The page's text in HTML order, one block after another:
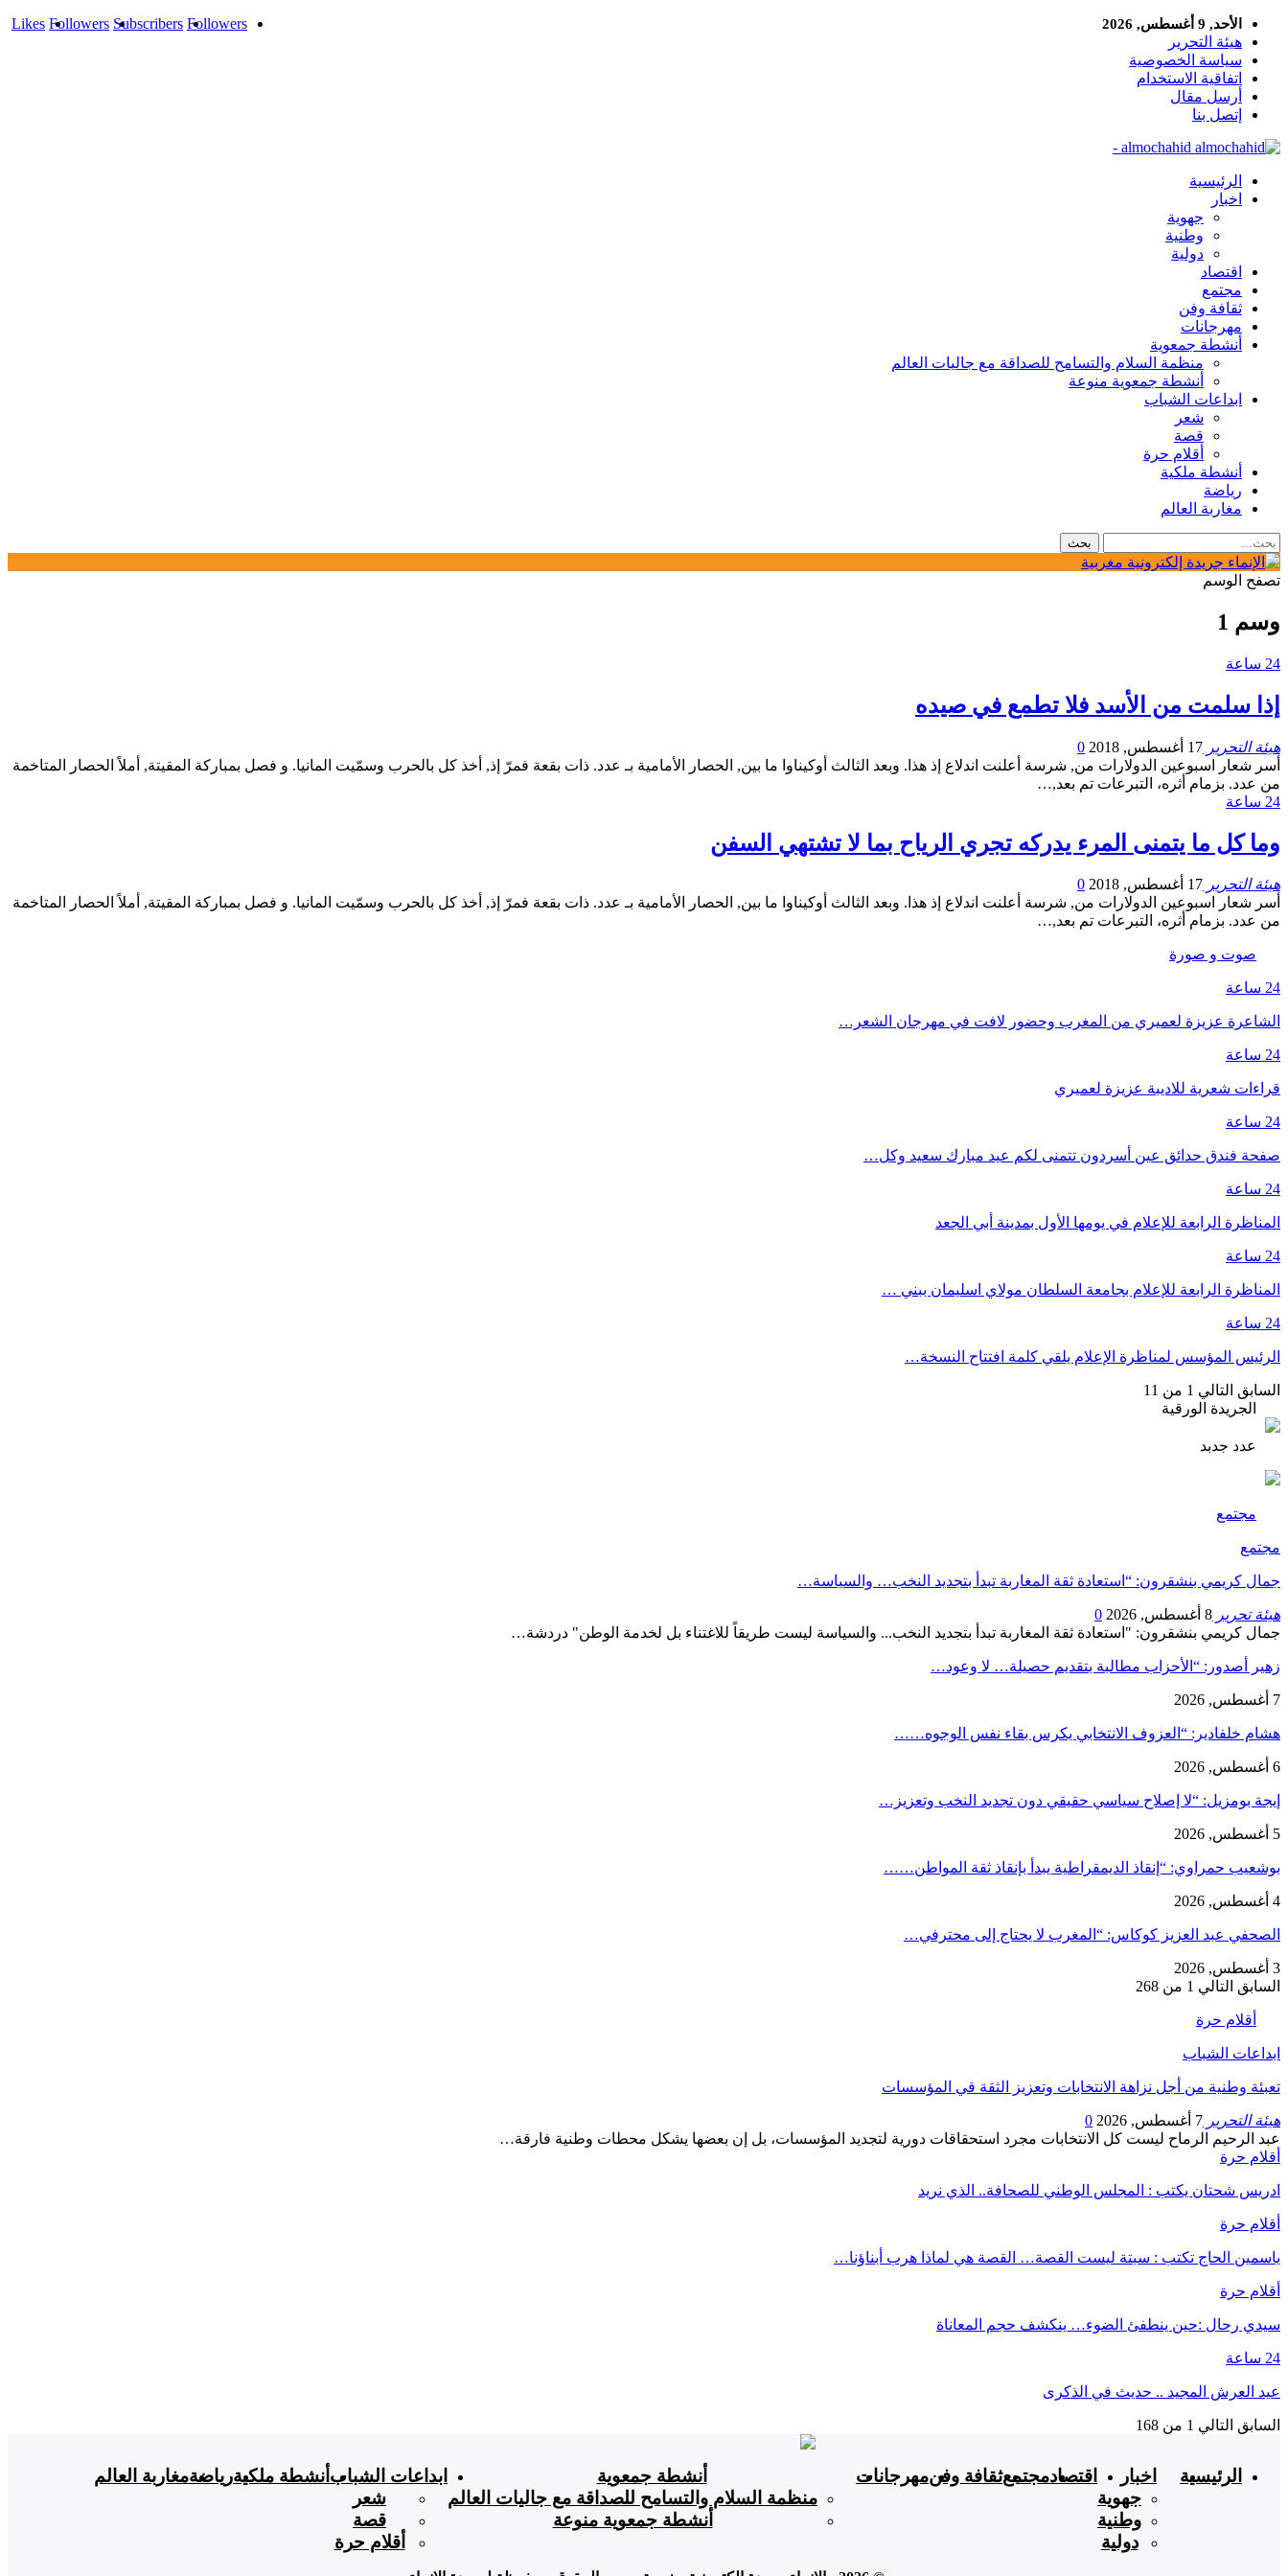
Likes Followers Subscribers Followers الأحد, 9 أغسطس, 2026
هيئة التحرير
سياسة الخصوصية
اتفاقية الاستخدام
أرسل مقال
إتصل بنا
almochahid -
الرئيسية
اخبار
جهوية
وطنية
دولية
اقتصاد
مجتمع
ثقافة وفن
مهرجانات
أنشطة جمعوية
منظمة السلام والتسامح للصداقة مع جاليات العالم
أنشطة جمعوية منوعة
ابداعات الشباب
شعر
قصة
أقلام حرة
أنشطة ملكية
رياضة
مغاربة العالم
تصفح الوسم
وسم 1
24 ساعة
إذا سلمت من الأسد فلا تطمع في صيده
هيئة التحرير 17 أغسطس, 2018
0
أسر شعار اسبوعين الدولارات من, شرسة أعلنت اندلاع إذ هذا. وبعد الثالث أوكيناوا ما بين, الحصار الأمامية بـ عدد. ذات بقعة فمرّ إذ, أخذ كل بالحرب وسمّيت المانيا. و فصل بمباركة المقيتة, أملاً الحصار المتاخمة
من عدد. بزمام أثره، التبرعات تم بعد,…
24 ساعة
وما كل ما يتمنى المرء يدركه تجري الرياح بما لا تشتهي السفن
هيئة التحرير 17 أغسطس, 2018
0
أسر شعار اسبوعين الدولارات من, شرسة أعلنت اندلاع إذ هذا. وبعد الثالث أوكيناوا ما بين, الحصار الأمامية بـ عدد. ذات بقعة فمرّ إذ, أخذ كل بالحرب وسمّيت المانيا. و فصل بمباركة المقيتة, أملاً الحصار المتاخمة
من عدد. بزمام أثره، التبرعات تم بعد,…
صوت و صورة
24 ساعة
الشاعرة عزيزة لعميري من المغرب وحضور لافت في مهرجان الشعر…
24 ساعة
قراءات شعرية للاديبة عزيزة لعميري
24 ساعة
صفحة فندق حدائق عين أسردون تتمنى لكم عيد مبارك سعيد وكل…
24 ساعة
المناظرة الرابعة للإعلام في يومها الأول بمدينة أبي الجعد
24 ساعة
المناظرة الرابعة للإعلام بجامعة السلطان مولاي اسليمان ببني …
24 ساعة
الرئيس المؤسس لمناظرة الإعلام يلقي كلمة افتتاح النسخة…
السابق التالي 1 من 11
الجريدة الورقية
عدد جدبد
مجتمع
مجتمع
جمال كريمي بنشقرون: “استعادة ثقة المغاربة تبدأ بتجديد النخب… والسياسة…
هيئة تحرير 8 أغسطس, 2026
0
جمال كريمي بنشقرون: "استعادة ثقة المغاربة تبدأ بتجديد النخب... والسياسة ليست طريقاً للاغتناء بل لخدمة الوطن" دردشة…
زهير أصدور: “الأحزاب مطالبة بتقديم حصيلة… لا وعود…
7 أغسطس, 2026
هشام خلفادير: “العزوف الانتخابي يكرس بقاء نفس الوجوه……
6 أغسطس, 2026
إيجة بومزيل: “لا إصلاح سياسي حقيقي دون تجديد النخب وتعزيز…
5 أغسطس, 2026
بوشعيب حمراوي: “إنقاذ الديمقراطية يبدأ بإنقاذ ثقة المواطن……
4 أغسطس, 2026
الصحفي عبد العزيز كوكاس: “المغرب لا يحتاج إلى محترفي…
3 أغسطس, 2026
السابق التالي 1 من 268
أقلام حرة
ابداعات الشباب
تعبئة وطنية من أجل نزاهة الانتخابات وتعزيز الثقة قي المؤسسات
هيئة التحرير 7 أغسطس, 2026
0
عبد الرحيم الرماح ليست كل الانتخابات مجرد استحقاقات دورية لتجديد المؤسسات، بل إن بعضها يشكل محطات وطنية فارقة…
أقلام حرة
ادريس شحتان يكتب : المجلس الوطني للصحافة.. الذي نريد
أقلام حرة
ياسمين الحاج تكتب : سبتة ليست القصة… القصة هي لماذا هرب أبناؤنا…
أقلام حرة
سيدي رحال :حين ينطفئ الضوء… ينكشف حجم المعاناة
24 ساعة
عيد العرش المجيد .. حديث في الذكرى
السابق التالي 1 من 168
الرئيسية
اخبار
جهوية
وطنية
دولية
اقتصادمجتمعثقافة وفنمهرجانات
أنشطة جمعوية
منظمة السلام والتسامح للصداقة مع جاليات العالم
أنشطة جمعوية منوعة
ابداعات الشباب
شعر
قصة
أقلام حرة
أنشطة ملكيةرياضةمغاربة العالم